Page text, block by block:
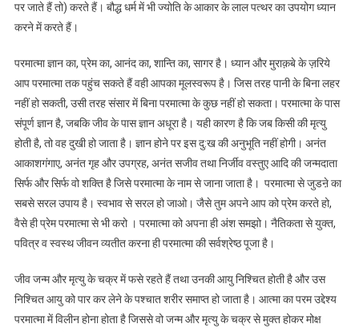
पर जाते हैं तो) करते हैं। बौद्ध धर्म में भी ज्योति के आकार के लाल पत्थर का उपयोग ध्यान
करने में करते हैं।
परमात्मा ज्ञान का, प्रेम का, आनंद का, शान्ति का, सागर है। ध्यान और मुराक़बे के ज़रिये
आप परमात्मा तक पहुंच सकते हैं वही आपका मूलस्वरूप है। जिस तरह पानी के बिना लहर
नहीं हो सकती, उसी तरह संसार में बिना परमात्मा के कुछ नहीं हो सकता। परमात्मा के पास
संपूर्ण ज्ञान है, जबकि जीव के पास ज्ञान अधूरा है। यही कारण है कि जब किसी की मृत्यु
होती है, तो वह दुखी हो जाता है। ज्ञान होने पर इस दु:ख की अनुभूति नहीं होगी। अनंत
आकाशगंगाए, अनंत गृह और उपग्रह, अनंत सजीव तथा निर्जीव वस्तुए आदि की जन्मदाता
सिर्फ और सिर्फ वो शक्ति है जिसे परमात्मा के नाम से जाना जाता है। परमात्मा से जुडऩे का
सबसे सरल उपाय है। स्वभाव से सरल हो जाओ। जैसे तुम अपने आप को प्रेम करते हो,
वैसे ही प्रेम परमात्मा से भी करो । परमात्मा को अपना ही अंश समझो। नैतिकता से युक्त,
पवित्र व स्वस्थ जीवन व्यतीत करना ही परमात्मा की सर्वश्रेष्ठ पूजा है।
जीव जन्म और मृत्यु के चक्र में फसे रहते हैं तथा उनकी आयु निश्चित होती है और उस
निश्चित आयु को पार कर लेने के पश्चात शरीर समाप्त हो जाता है। आत्मा का परम उद्देश्य
परमात्मा में विलीन होना होता है जिससे वो जन्म और मृत्यु के चक्र से मुक्त होकर मोक्ष